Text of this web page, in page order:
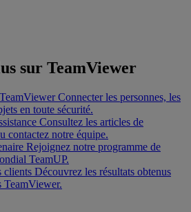
sur TeamViewer
Connecter les personnes, les
en toute sécurité.
Consultez les articles de
contactez notre équipe.
Rejoignez notre programme de
TeamUP.
clients Découvrez les résultats obtenus
TeamViewer.